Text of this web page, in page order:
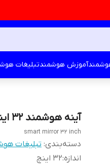
آموزش هوشمندتبلیغات
آینه هوشمند 32 اینچ
smart mirror 32 inch
دسته‌بندی: تبلیغات
اندازه:32 اینچ